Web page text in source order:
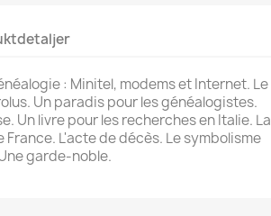
: Minitel, modems et Internet. Le
Un paradis pour les généalogistes.
Un livre pour les recherches en Italie. La
L'acte de décès. Le symbolisme
garde-noble.